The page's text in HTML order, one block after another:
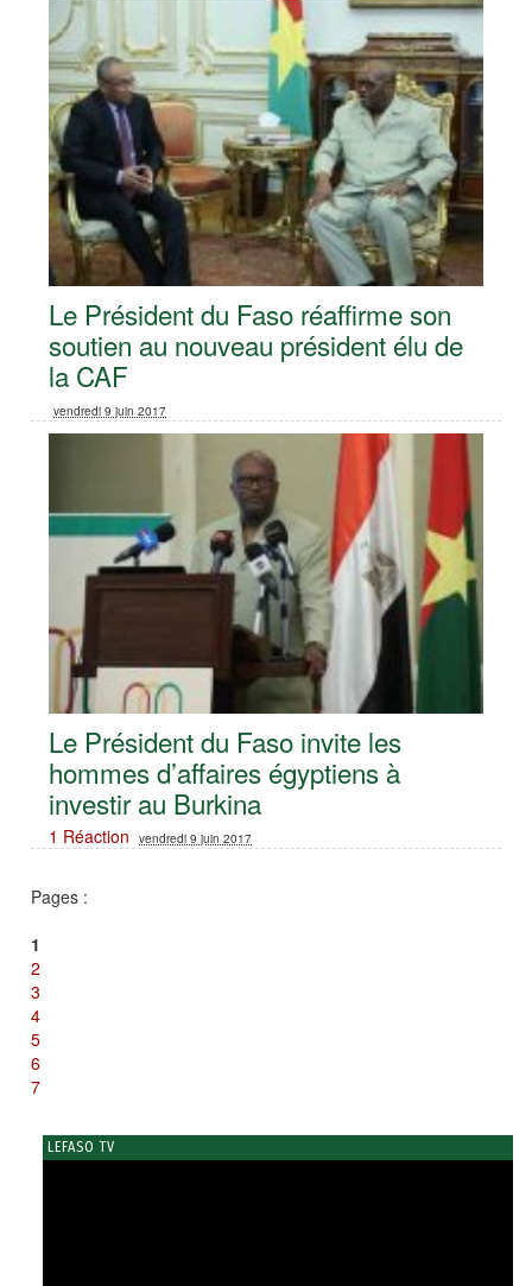
Le Président du Faso réaffirme son
soutien au nouveau président élu de
la CAF
vendredi 9 juin 2017
Le Président du Faso invite les
hommes d’affaires égyptiens à
investir au Burkina
1 Réaction vendredi 9 juin 2017
Pages :
1
2
3
4
5
6
7
LEFASO TV